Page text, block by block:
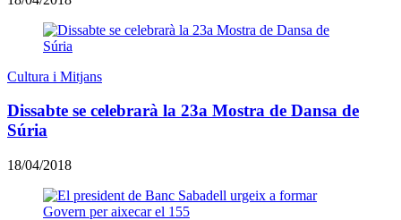
Cultura i Mitjans
Dissabte se celebrarà la 23a Mostra de Dansa de
Súria
18/04/2018